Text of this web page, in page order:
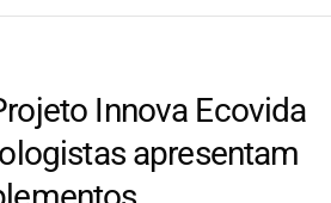
Innova Ecovida
apresentam